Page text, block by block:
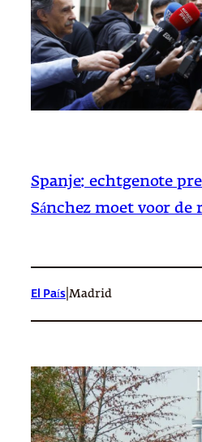
Spanje: echtgenote
Sánchez moet voor de
El País Madrid